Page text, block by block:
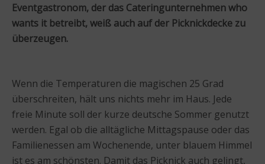
Eventgastronom, der das Cateringunternehmen who
wants it betreibt, weiß auch auf der Picknickdecke zu
überzeugen.
Wenn die Temperaturen die magischen 25 Grad
überschreiten, hält uns nichts mehr im Haus. Jede
freie Minute soll der kurze deutsche Sommer genutzt
werden. Egal ob die alltägliche Mittagspause oder das
Familienessen am Wochenende, unter blauem Himmel
ist es am schönsten. Damit das Picknick auch gelingt,